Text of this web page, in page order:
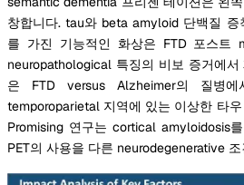
창합니다. tau와 beta amyloid 단백질
를 가진 기능적인 화상은 FTD 포스트
neuropathological 특징의 비보 증거에
은 FTD versus Alzheimer의 질병
temporoparietal 지역에 있는 이상한 타
Promising 연구는 cortical amyloidosis
PET의 사용을 다른 neurodegenerative